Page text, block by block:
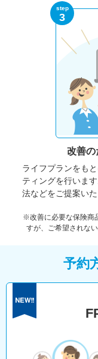
step
3
改善の
ライフプランをも
ティングを行いま
法などをご提案いた
※改善に必要な保険商
すが、ご希望されな
予約